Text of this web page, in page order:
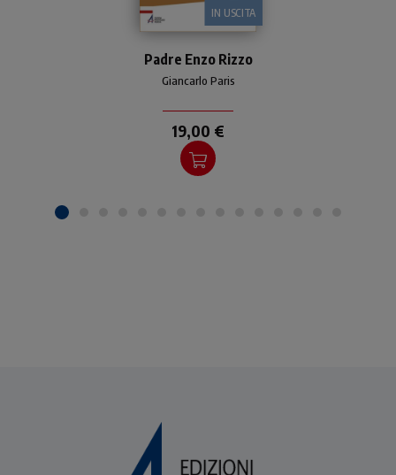
IN USCITA
Rizzo, missionario e
sacerdote in Brasile, che
bambini di Tamandaré,
lasciando un esempio di
fede, servizio e amore
totale.
Giancarlo Paris
Padre Enzo Rizzo
19,00 €